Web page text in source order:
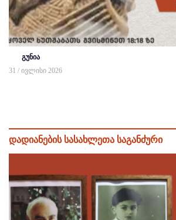
გუნია
31 / ივლისი 2026
დადიანების სასახლეთა საგანძური